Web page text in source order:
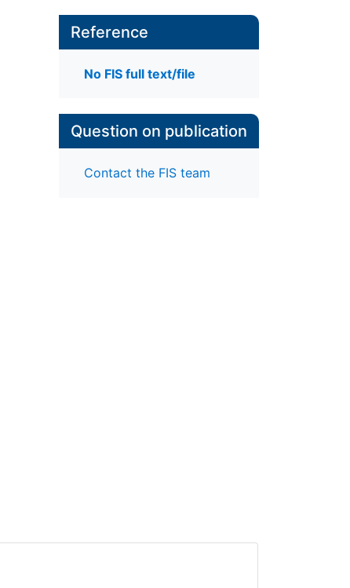
Reference
No FIS full text/file
Question on publication
Contact the FIS team